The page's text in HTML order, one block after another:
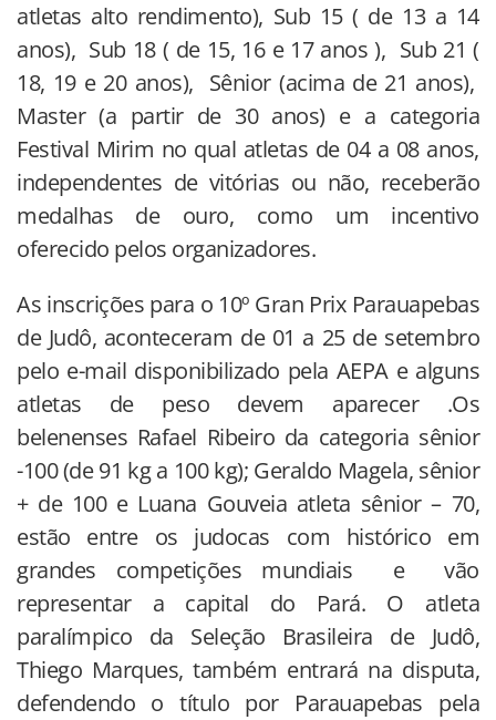
atletas alto rendimento), Sub 15 ( de 13 a 14
anos), Sub 18 ( de 15, 16 e 17 anos ), Sub 21 (
18, 19 e 20 anos), Sênior (acima de 21 anos),
Master (a partir de 30 anos) e a categoria
Festival Mirim no qual atletas de 04 a 08 anos,
independentes de vitórias ou não, receberão
medalhas de ouro, como um incentivo
oferecido pelos organizadores.
As inscrições para o 10º Gran Prix Parauapebas
de Judô, aconteceram de 01 a 25 de setembro
pelo e-mail disponibilizado pela AEPA e alguns
atletas de peso devem aparecer .Os
belenenses Rafael Ribeiro da categoria sênior
-100 (de 91 kg a 100 kg); Geraldo Magela, sênior
+ de 100 e Luana Gouveia atleta sênior – 70,
estão entre os judocas com histórico em
grandes competições mundiais e vão
representar a capital do Pará. O atleta
paralímpico da Seleção Brasileira de Judô,
Thiego Marques, também entrará na disputa,
defendendo o título por Parauapebas pela